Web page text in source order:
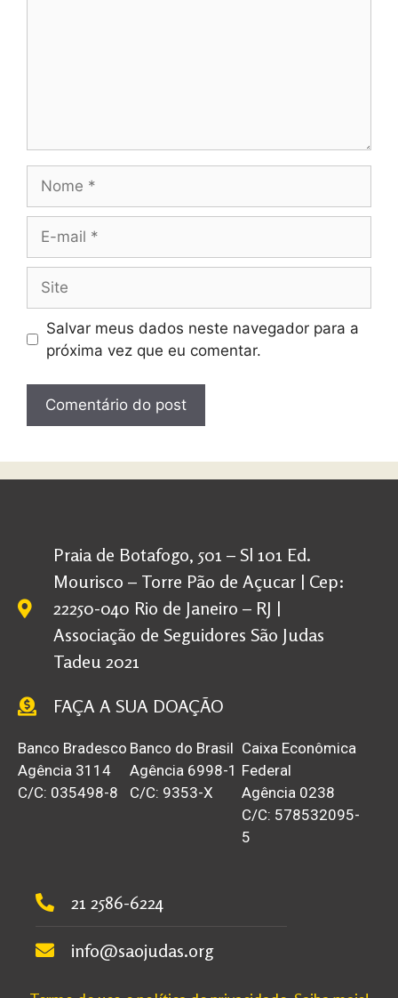
Salvar meus dados neste navegador para a
próxima vez que eu comentar.
Praia de Botafogo, 501 – Sl 101 Ed.
Mourisco – Torre Pão de Açucar | Cep:
22250-040 Rio de Janeiro – RJ |
Associação de Seguidores São Judas
Tadeu 2021
FAÇA A SUA DOAÇÃO
Banco Bradesco
Agência 3114
C/C: 035498-8
Banco do Brasil
Agência 6998-1
C/C: 9353-X
Caixa Econômica
Federal
Agência 0238
C/C: 578532095-
5
21 2586-6224
info@saojudas.org